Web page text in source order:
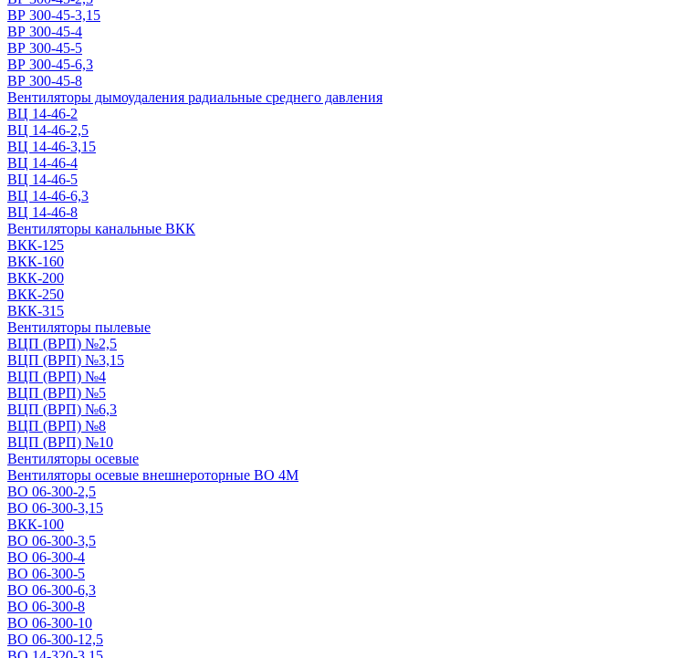
ВР 300-45-3,15
ВР 300-45-4
ВР 300-45-5
ВР 300-45-6,3
ВР 300-45-8
Вентиляторы дымоудаления радиальные среднего давления
ВЦ 14-46-2
ВЦ 14-46-2,5
ВЦ 14-46-3,15
ВЦ 14-46-4
ВЦ 14-46-5
ВЦ 14-46-6,3
ВЦ 14-46-8
Вентиляторы канальные ВКК
ВКК-125
ВКК-160
ВКК-200
ВКК-250
ВКК-315
Вентиляторы пылевые
ВЦП (ВРП) №2,5
ВЦП (ВРП) №3,15
ВЦП (ВРП) №4
ВЦП (ВРП) №5
ВЦП (ВРП) №6,3
ВЦП (ВРП) №8
ВЦП (ВРП) №10
Вентиляторы осевые
Вентиляторы осевые внешнероторные ВО 4М
ВО 06-300-2,5
ВО 06-300-3,15
ВКК-100
ВО 06-300-3,5
ВО 06-300-4
ВО 06-300-5
ВО 06-300-6,3
ВО 06-300-8
ВО 06-300-10
ВО 06-300-12,5